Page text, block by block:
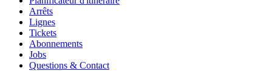
Arrêts
Lignes
Tickets
Abonnements
Jobs
Questions & Contact